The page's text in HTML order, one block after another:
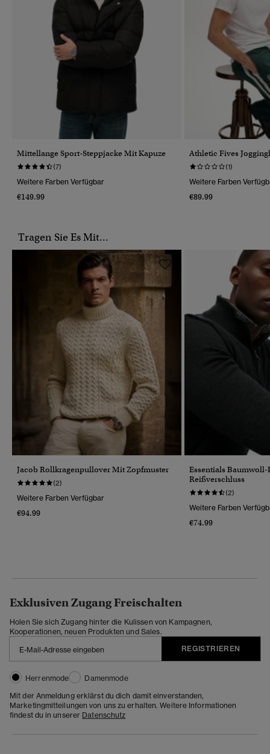
Mittellange Sport-Steppjacke Mit Kapuze
(7)
Weitere Farben Verfügbar
€149.99
Athletic Fives
(1)
Weitere Farben
€89.99
Tragen Sie Es Mit...
Jacob Rollkragenpullover Mit Zopfmuster
(2)
Weitere Farben Verfügbar
€94.99
Essentials
Reißverschluss
(2)
Weitere Farben
€74.99
Exklusiven Zugang Freischalten
Holen Sie sich Zugang hinter die Kulissen von Kampagnen,
Kooperationen, neuen Produkten und Sales.
REGISTRIEREN
Herrenmode
Damenmode
Mit der Anmeldung erklärst du dich damit einverstanden,
Marketingmitteilungen von uns zu erhalten. Weitere Informationen
findest du in unserer Datenschutz